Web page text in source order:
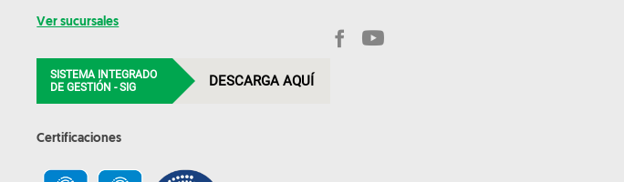
Ver sucursales
SISTEMA INTEGRADO
DE GESTIÓN - SIG
DESCARGA AQUÍ
Certificaciones